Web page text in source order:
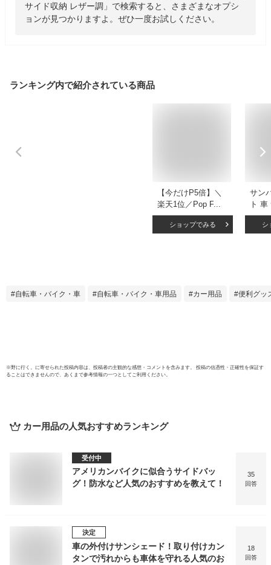
サイド収納 レザー調」で検索すると、さまざまなオプシ
ョンが見つかりますよ。ぜひ一度お試しください。
ランキング内で紹介されている商品
【今だけP5倍】＼
楽天1位／Pop Frog
シートサイドポケッ
ト 車 隙間 カーシー
ト シート 収納 車用
ショップでみる
サン
ト
収納
グ
ート
シ
自転車・バイク・車 自転車・バイク・車用品 カー用品 便利グッ
※野に行く。 に寄せられた投稿内容は、投稿者の主観的な感想・コメントを含みます。 投稿の信憑性・正確性を保証す
ることはできませんので、あくまで参考情報の一つとしてご利用ください。
カー用品の人気おすすめランキング
受付中
アメリカンバイクに似合うサイドバッ
グ！防水など人気のおすすめを教えて！
35
回答
決定
車の外付けサンシェード！取り付けカン
タンで汚れからも車体を守れる人気のお
18
回答